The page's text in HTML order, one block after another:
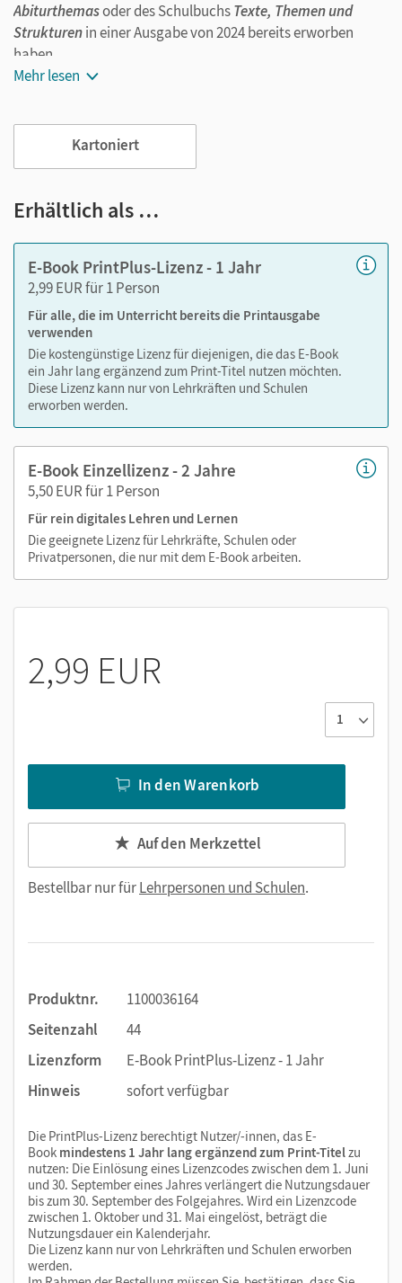
Abiturthemasoder des SchulbuchsTexte, Themen und
Strukturenin einer Ausgabe von 2024 bereits erworben
haben.
Rucksäcke und ist jederzeit unkompliziert verfügbar.
Notizen erstellen
Markierungen und Lesezeichen setzen
Text ergänzen
Lesezeichen hinzufügen
im Text suchen
zoomen
Die Medien sind wichtige Bestandteile dieses E-Books. Sie
sind seitengenau platziert, damit Sie und Ihre Schüler/-innen
jederzeit unkompliziert darauf zugreifen können. So
gestalten Sie das Lehren und Lernen zeitsparend und
abwechslungsreich. Kein Medienwechsel! Kein
zeitaufwendiges Suchen!
Medien in diesem E-Book:
Hörtexte zu literarischen Texten
Erklärvideos zum Klausurtraining
Mehr lesen
Kartoniert
Erhältlich als …
E-Book PrintPlus-Lizenz - 1 Jahr
2,99 EUR für 1 Person
Für alle, die im Unterricht bereits die Printausgabe
verwenden
Die kostengünstige Lizenz für diejenigen, die das E-Book
ein Jahr lang ergänzend zum Print-Titel nutzen möchten.
Diese Lizenz kann nur von Lehrkräften und Schulen
erworben werden.
E-Book Einzellizenz - 2 Jahre
5,50 EUR für 1 Person
Für rein digitales Lehren und Lernen
Die geeignete Lizenz für Lehrkräfte, Schulen oder
Privatpersonen, die nur mit dem E-Book arbeiten.
2,99 EUR
In den Warenkorb
Auf den Merkzettel
Bestellbar nur fürLehrpersonen und Schulen.
Produktnr.
1100036164
Seitenzahl
44
Lizenzform
E-Book PrintPlus-Lizenz - 1 Jahr
Hinweis
sofort verfügbar
Die PrintPlus-Lizenz berechtigt Nutzer/-innen, das E-
Book mindestens 1 Jahr lang ergänzend zum Print-Titelzu
nutzen: Die Einlösung eines Lizenzcodes zwischen dem 1. Juni
und 30. September eines Jahres verlängert die Nutzungsdauer
bis zum 30. September des Folgejahres. Wird ein Lizenzcode
zwischen 1. Oktober und 31. Mai eingelöst, beträgt die
Nutzungsdauer ein Kalenderjahr.
Die Lizenz kann nur von Lehrkräften und Schulen erworben
werden.